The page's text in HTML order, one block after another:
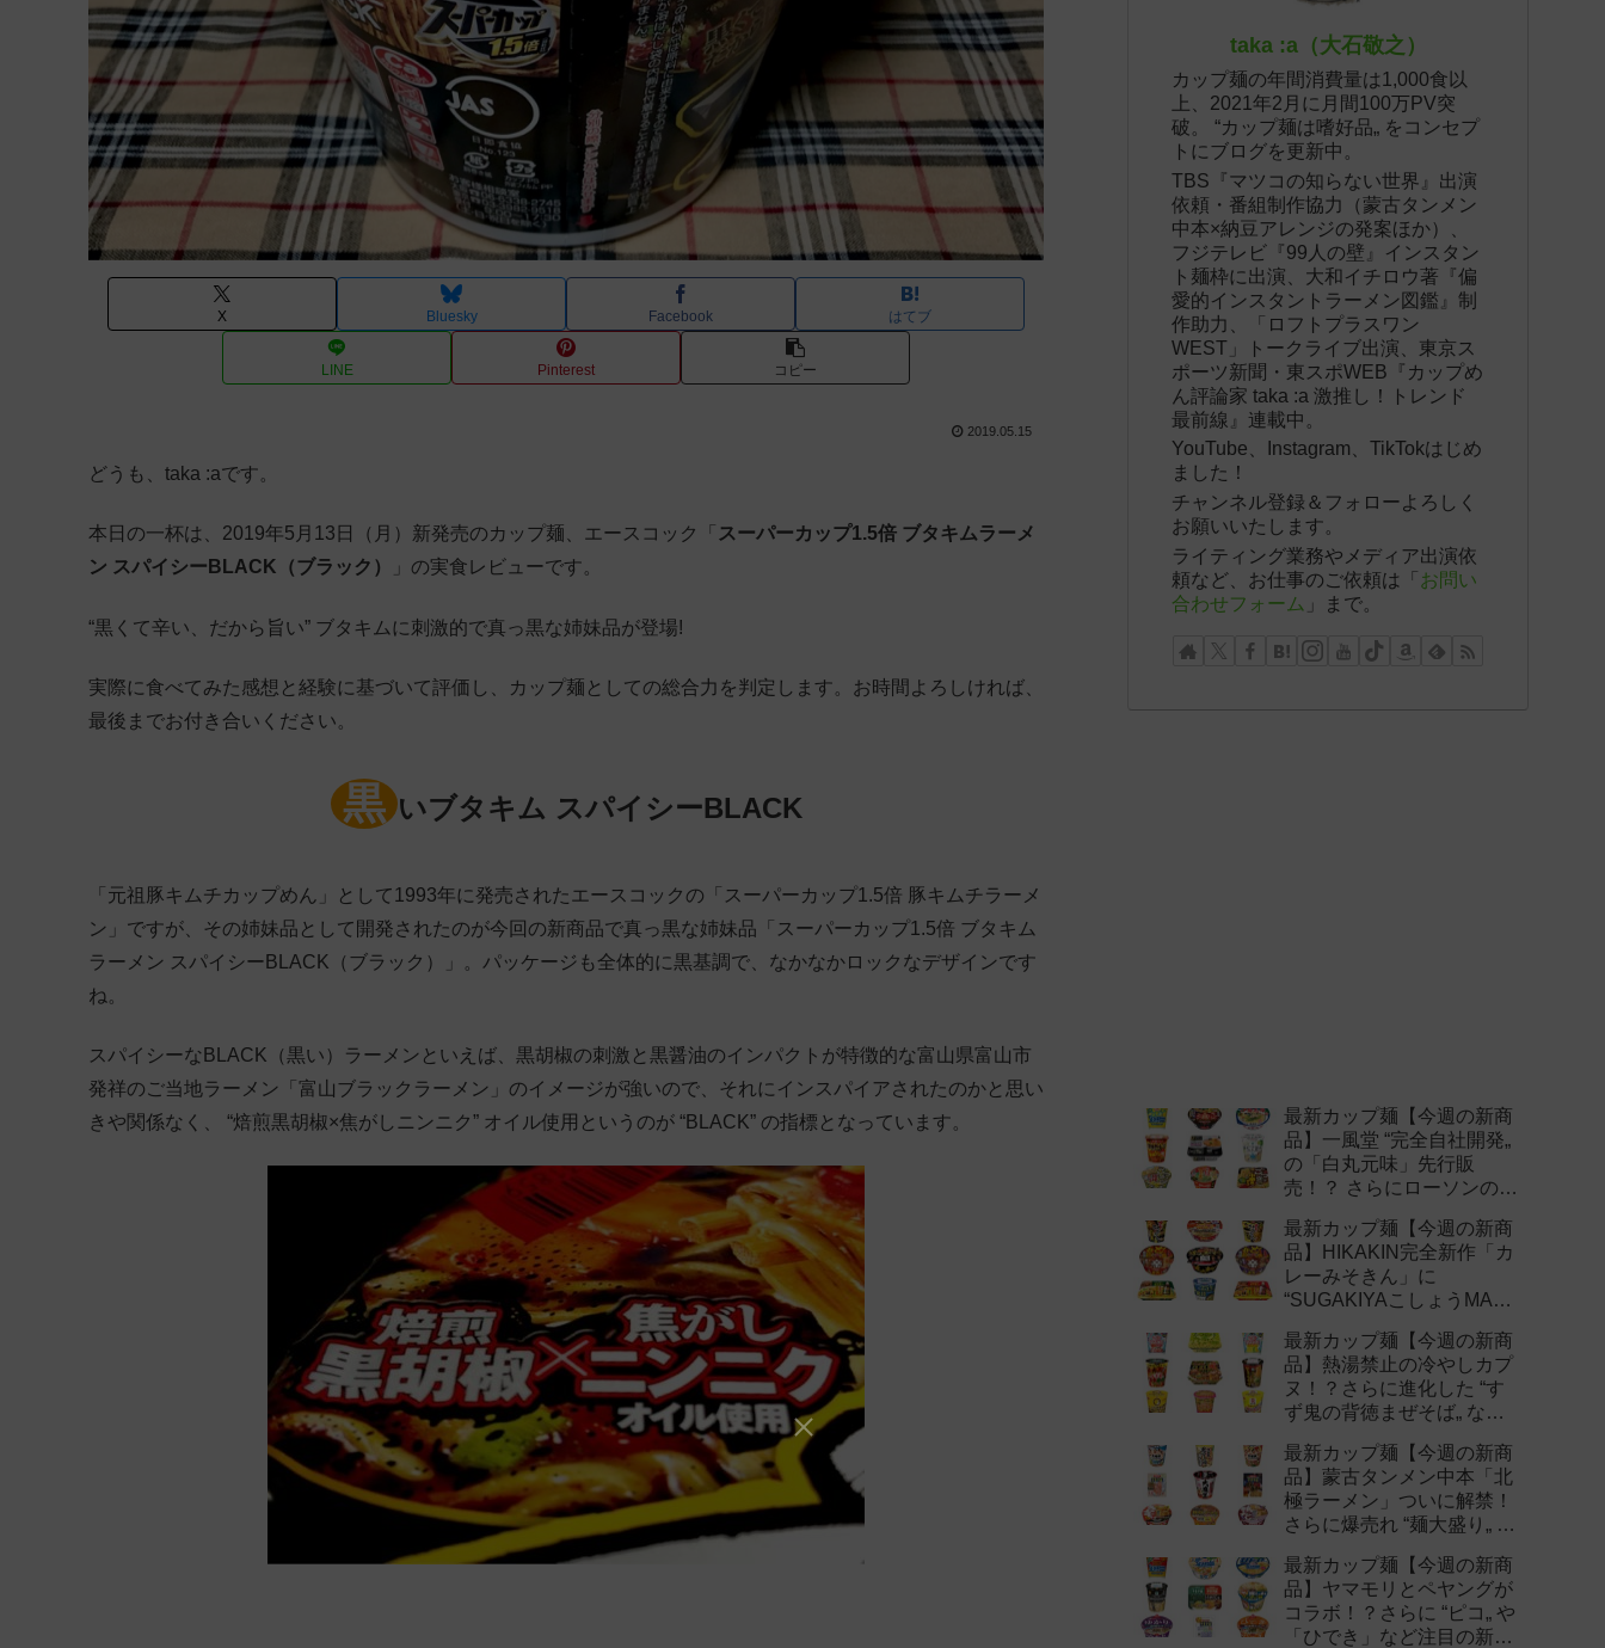
X Bluesky Facebook はてブ
LINE Pinterest コピー
2019.05.15
どうも、taka :aです。
本日の一杯は、2019年5月13日（月）新発売のカップ麺、エースコック「 スーパーカップ1.5倍 ブタキムラーメ
ン スパイシーBLACK（ブラック）
」の実食レビューです。
“黒くて辛い、だから旨い” ブタキムに刺激的で真っ黒な姉妹品が登場!
実際に食べてみた感想と経験に基づいて評価し、カップ麺としての総合力を判定します。お時間よろしければ、
最後までお付き合いください。
黒 いブタキム スパイシーBLACK
「元祖豚キムチカップめん」として1993年に発売されたエースコックの「スーパーカップ1.5倍 豚キムチラーメ
ン」ですが、その姉妹品として開発されたのが今回の新商品で真っ黒な姉妹品「スーパーカップ1.5倍 ブタキム
ラーメン スパイシーBLACK（ブラック）」。パッケージも全体的に黒基調で、なかなかロックなデザインです
ね。
スパイシーなBLACK（黒い）ラーメンといえば、黒胡椒の刺激と黒醤油のインパクトが特徴的な富山県富山市
発祥のご当地ラーメン「富山ブラックラーメン」のイメージが強いので、それにインスパイアされたのかと思い
きや関係なく、 “焙煎黒胡椒×焦がしニンニク” オイル使用というのが “BLACK” の指標となっています。
taka :a（大石敬之）
カップ麺の年間消費量は1,000食以
上、2021年2月に月間100万PV突
破。 “カップ麺は嗜好品„ をコンセプ
トにブログを更新中。
TBS『マツコの知らない世界』出演
依頼・番組制作協力（蒙古タンメン
中本×納豆アレンジの発案ほか）、
フジテレビ『99人の壁』インスタン
ト麺枠に出演、大和イチロウ著『偏
愛的インスタントラーメン図鑑』制
作助力、「ロフトプラスワン
WEST」トークライブ出演、東京ス
ポーツ新聞・東スポWEB『カップめ
ん評論家 taka :a 激推し！トレンド
最前線』連載中。
YouTube、Instagram、TikTokはじめ
ました！
チャンネル登録＆フォローよろしく
お願いいたします。
ライティング業務やメディア出演依
頼など、お仕事のご依頼は「 お問い
合わせフォーム 」まで。
最新カップ麺【今週の新商
品】一風堂 “完全自社開発„
の「白丸元味」先行販
売！？ さらにローソンの激
新作まとめ！
最新カップ麺【今週の新商
品】HIKAKIN完全新作「カ
レーみそきん」に
“SUGAKIYAこしょうMAX„
最新カップ麺【今週の新商
品】熱湯禁止の冷やしカプ
ヌ！？さらに進化した “す
ず鬼の背徳まぜそば„ など
最新カップ麺【今週の新商
品】蒙古タンメン中本「北
極ラーメン」ついに解禁！
さらに爆売れ “麺大盛り„ シ
作まとめ！
最新カップ麺【今週の新商
品】ヤマモリとペヤングが
コラボ！？さらに “ピコ„ や
「ひでき」など注目の新作